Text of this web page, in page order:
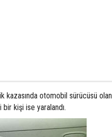
kazasında otomobil sürücüsü olan
kişi ise yaralandı.